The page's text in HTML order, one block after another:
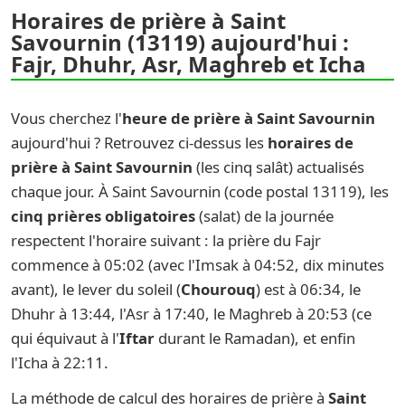
Horaires de prière à Saint
Savournin (13119) aujourd'hui :
Fajr, Dhuhr, Asr, Maghreb et Icha
Vous cherchez l'heure de prière à Saint Savournin
aujourd'hui ? Retrouvez ci-dessus les horaires de
prière à Saint Savournin (les cinq salât) actualisés
chaque jour. À Saint Savournin (code postal 13119), les
cinq prières obligatoires(salat) de la journée
respectent l'horaire suivant : la prière du Fajr
commence à 05:02 (avec l'Imsak à 04:52, dix minutes
avant), le lever du soleil (Chourouq) est à 06:34, le
Dhuhr à 13:44, l'Asr à 17:40, le Maghreb à 20:53 (ce
qui équivaut à l'Iftar durant le Ramadan), et enfin
l'Icha à 22:11.
La méthode de calcul des horaires de prière à Saint